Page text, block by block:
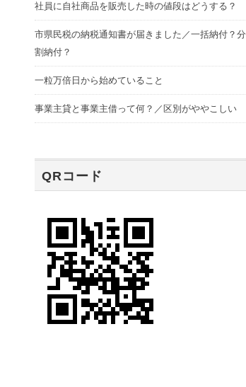
社員に自社商品を販売した時の値段はどうする？
市県民税の納税通知書が届きました／一括納付？分
割納付？
一粒万倍日から始めていること
事業主貸と事業主借って何？／区別がややこしい
QRコード